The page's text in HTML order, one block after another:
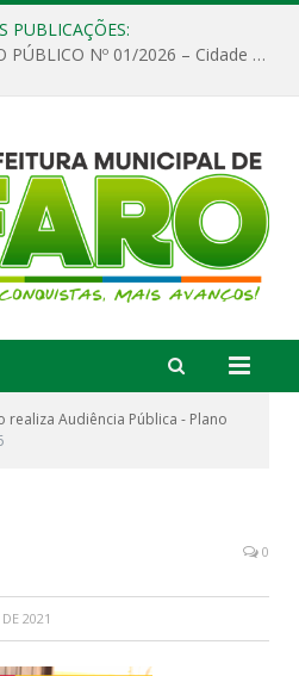
PUBLICAÇÕES:
EDITAL DE CHAMAMENTO PÚBLICO Nº 01/2026 – Cidade de Faro
realiza Audiência Pública - Plano
0
2021